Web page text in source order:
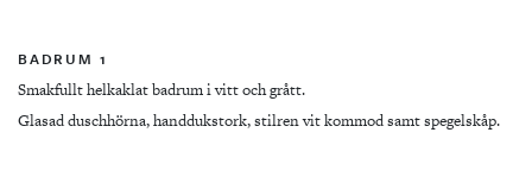
BADRUM 1
Smakfullt helkaklat badrum i vitt och grått.
Glasad duschhörna, handdukstork, stilren vit kommod samt spegelskåp.